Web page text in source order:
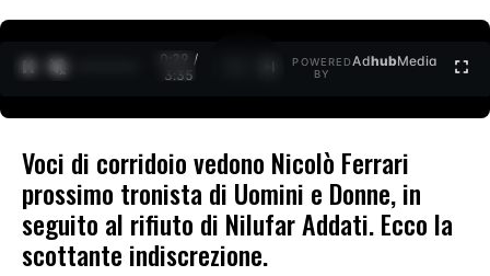
0:30 /
3:35
POWERED
BY
AdhubMedia
Voci di corridoio vedono Nicolò Ferrari
prossimo tronista di Uomini e Donne, in
seguito al rifiuto di Nilufar Addati. Ecco la
scottante indiscrezione.